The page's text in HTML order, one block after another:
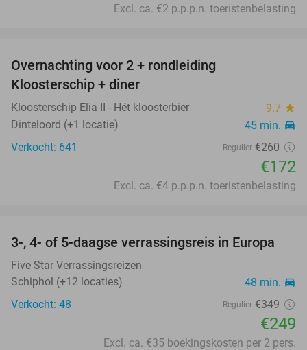
Excl. ca. €2 p.p.p.n. toeristenbelasting
Overnachting voor 2 + rondleiding
Kloosterschip + diner
Kloosterschip Elia II - Hét kloosterbier 9.7 star
Dinteloord (+1 locatie) 45 min. directions_car
Verkocht: 641 Regulier €260
€172
Excl. ca. €4 p.p.p.n. toeristenbelasting
29%
3-, 4- of 5-daagse verrassingsreis in Europa
Five Star Verrassingsreizen
Schiphol (+12 locaties)
48 min. directions_car
Verkocht: 48 Regulier €349
€249
Excl. ca. €35 boekingskosten per 2 pers.